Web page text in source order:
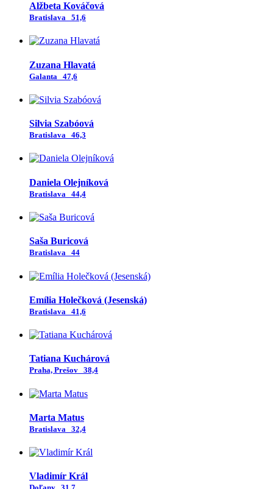
Alžbeta Kováčová
Bratislava 51,6
Zuzana Hlavatá
Galanta 47,6
Silvia Szabóová
Bratislava 46,3
Daniela Olejníková
Bratislava 44,4
Saša Buricová
Bratislava 44
Emília Holečková (Jesenská)
Bratislava 41,6
Tatiana Kuchárová
Praha, Prešov 38,4
Marta Matus
Bratislava 32,4
Vladimír Král